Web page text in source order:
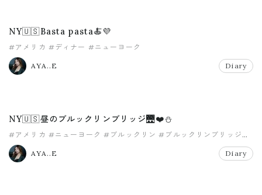
NY🇺🇸Basta pasta🍝💜
#アメリカ #ディナー #ニューヨーク
AYA..E Diary
NY🇺🇸昼のブルックリンブリッジ🌉❤️⛄️
#アメリカ #ニューヨーク #ブルックリン #ブルックリンブリッジ
#女子旅
AYA..E
Diary